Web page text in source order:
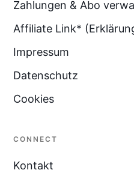
Zahlungen & Abo
Affiliate Link*
Impressum
Datenschutz
Cookies
CONNECT
Kontakt